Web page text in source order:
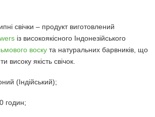
свічки – продукт виготовлений
із високоякісного Індонезійського
воску та натуральних барвників, що
високу якість свічок.
(Індійський);
годин;